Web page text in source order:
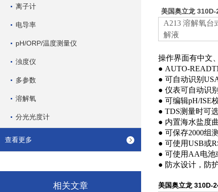
离子计
电导率
pH/ORP/温度测量仪
浊度仪
多参数
溶解氧
分光光度计
查看更多
相关文章
美国奥立龙 310D-
A213 溶解氧台
解液
操作界面有中文
● AUTO-
● 可自动识别
● 仪表可自动识
● 可编辑pH/ISE
● TDS测量时可
● 内置海水盐度
● 可保存2000组
● 可使用USB或
● 可使用AA电池
● 防水设计，防
美国奥立龙 310D-